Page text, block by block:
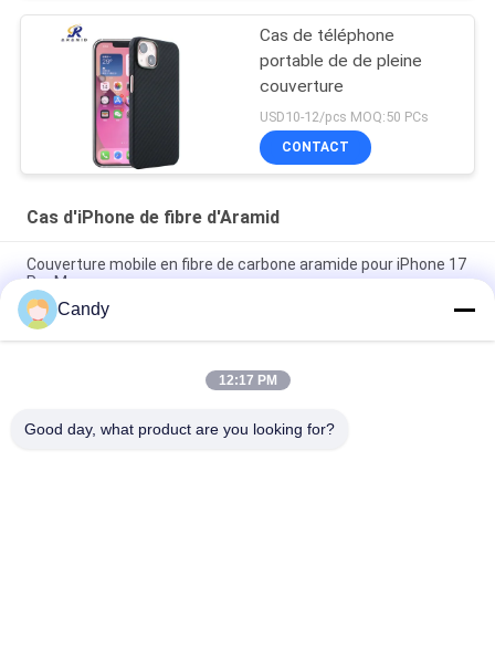
Cas de téléphone
portable de de pleine
couverture
USD10-12/pcs MOQ:50 PCs
CONTACT
Cas d'iPhone de fibre d'Aramid
Couverture mobile en fibre de carbone aramide pour iPhone 17
Pro Max
Coque de téléphone mobile en fibre de carbone aramide
premium avec cadre en métal pour iPhone 17 Pro Max
Couverture mobile personnalisée en fibre de carbone pour
Candy
12:17 PM
Good day, what product are you looking for?